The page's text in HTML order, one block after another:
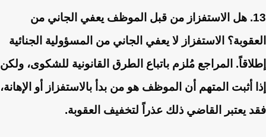
13. هل الاستفزاز من قبل الموظف يعفي الجاني من
العقوبة؟ الاستفزاز لا يعفي الجاني من المسؤولية الجنائية
إطلاقاً. المراجع مُلزم باتباع الطرق القانونية للشكوى، ولكن
إذا أثبت المتهم أن الموظف هو من بدأ بالاستفزاز أو الإهانة،
فقد يعتبر القاضي ذلك عذراً لتخفيف العقوبة.